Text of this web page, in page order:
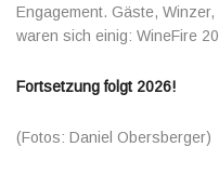
Engagement. Gäste,
waren sich einig: WineFire
Fortsetzung folgt 2026!
(Fotos: Daniel Obersberger)